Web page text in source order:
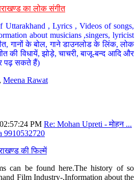
का लोक संगीत
, Lyrics , Videos of songs,
about musicians ,singers, lyricist
गानों के बोल, गाने डाउनलोड के लिंक, लोक
की विधायें, झोड़े, चाचरी, बाजू-बन्द आदि और
पढ़ सकते हैं)
, Meena Rawat
PM Re: Mohan Upreti - मोहन ...
9910532720
की फिल्में
can be found here.The history of so
Film Industry-,Information about the